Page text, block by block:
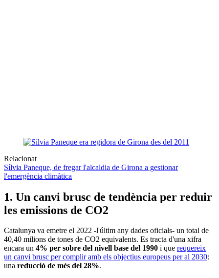
Relacionat
Sílvia Paneque, de fregar l'alcaldia de Girona a gestionar
l'emergència climàtica
1. Un canvi brusc de tendència per reduir
les emissions de CO2
Catalunya va emetre el 2022 -l'últim any dades oficials- un total de
40,40 milions de tones de CO2 equivalents. Es tracta d'una xifra
encara un 4% per sobre del nivell base del 1990 i que requereix
un canvi brusc per complir amb els objectius europeus per al 2030:
una reducció de més del 28%.